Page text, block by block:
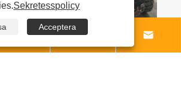
Auto Seat Cover Co., Ltd.
 
Sekretesspolicy
Acceptera